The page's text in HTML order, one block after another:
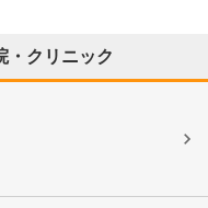
・クリニック